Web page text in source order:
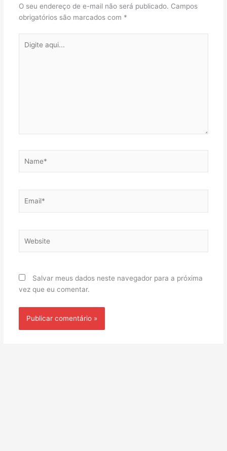
O seu endereço de e-mail não será publicado. Campos
obrigatórios são marcados com *
aqui...
Salvar meus dados neste navegador para a próxima
vez que eu comentar.